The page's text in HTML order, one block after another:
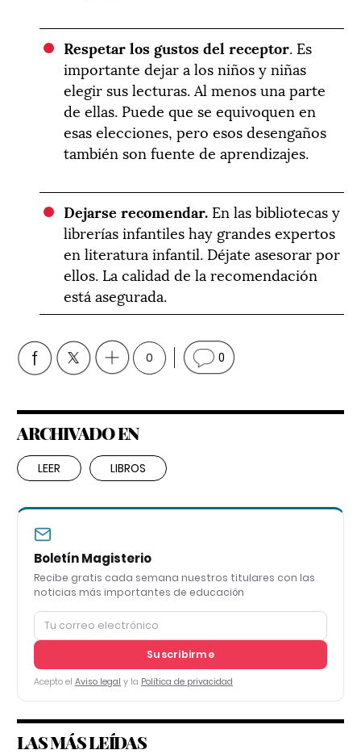
Respetar los gustos del receptor. Es
importante dejar a los niños y niñas
elegir sus lecturas. Al menos una parte
de ellas. Puede que se equivoquen en
esas elecciones, pero esos desengaños
también son fuente de aprendizajes.
Dejarse recomendar. En las bibliotecas y
librerías infantiles hay grandes expertos
en literatura infantil. Déjate asesorar por
ellos. La calidad de la recomendación
está asegurada.
0 0
ARCHIVADO EN
LEER LIBROS
Boletín Magisterio
Recibe gratis cada semana nuestros titulares con las
noticias más importantes de educación
Suscribirme
Acepto el Aviso legal y la Política de privacidad
LAS MÁS LEÍDAS